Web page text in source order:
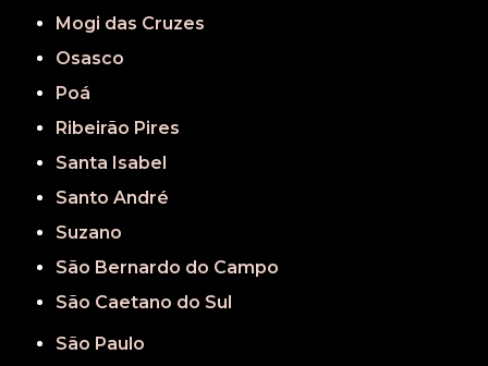
Mogi das Cruzes
Osasco
Poá
Ribeirão Pires
Santa Isabel
Santo André
Suzano
São Bernardo do Campo
São Caetano do Sul
São Paulo